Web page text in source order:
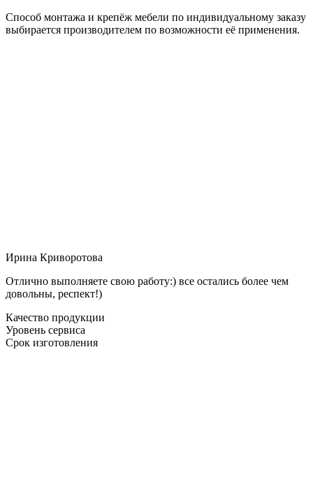
Способ монтажа и крепёж мебели по индивидуальному заказу
выбирается производителем по возможности её применения.
Ирина Криворотова
Отлично выполняете свою работу:) все остались более чем
довольны, респект!)
Качество продукции
Уровень сервиса
Срок изготовления